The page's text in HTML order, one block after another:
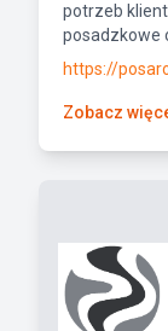
potrzeb
posadzkowe
https://
Zobacz